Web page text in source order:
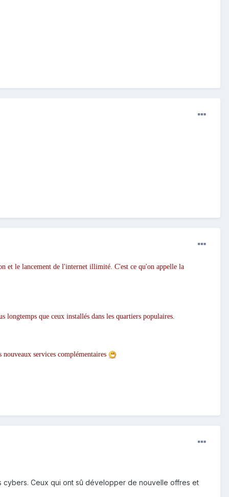
et le lancement de l'internet illimité. C'est ce qu'on appelle la
que ceux installés dans les quartiers populaires.
services complémentaires
cybers. Ceux qui ont sû développer de nouvelle offres et